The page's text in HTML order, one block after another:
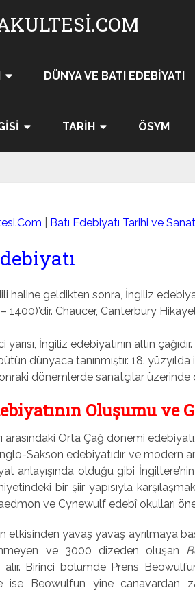
DÜNYA VE BATI EDEBIYATI
TARIH ÖSYM
Batı Edebiyatı Tarihi ve
haline geldikten sonra, İngiliz
1400)’dir. Chaucer, Canterbury
yarısı, İngiliz edebiyatının altın
dünyaca tanınmıştır. 18.
dönemlerde sanatçılar üzerinde
Oluşumu ve
arasındaki Orta Çağ dönemi
Sakson edebiyatıdır ve modern
anlayışında olduğu gibi
bir şiir yapısıyla
ve Cynewulf edebî okulları
etkisinden yavaş yavaş ayrılmaya
ve 3000 dizeden oluşan
alır. Birinci bölümde Prens
ise Beowulfun yine canavardan